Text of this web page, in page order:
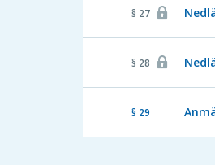
§ 27
§ 28
§ 29